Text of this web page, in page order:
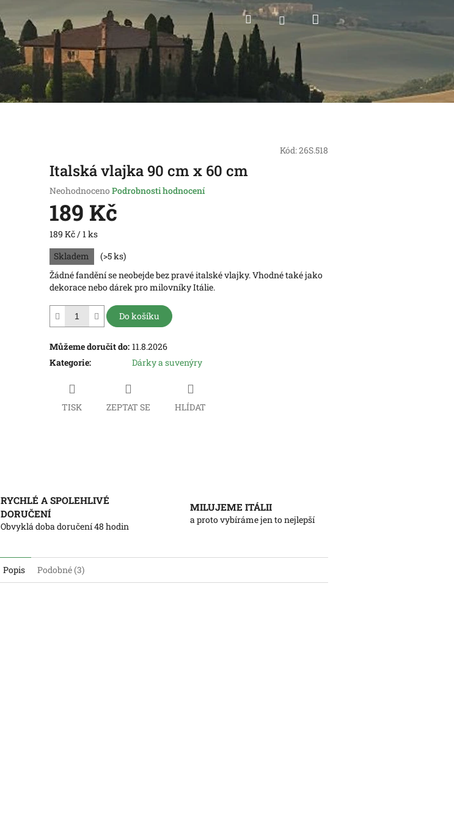
HledatPřihlášeníNákupní
Kód:26S.518
Italská vlajka 90 cm x 60 cm
Průměrné
hodnocení
produktu
0,0
z
5
hvězdiček.
Neohodnoceno Podrobnosti hodnocení
189 Kč
Měrná
cena:
189 Kč / 1 ks
Skladem
(>5 ks)
Žádné fandění se neobejde bez pravé italské vlajky. Vhodné také jako
dekorace nebo dárek pro milovníky Itálie.
Do košíku
Můžeme doručit do: 11.8.2026
Kategorie: Dárky a suvenýry
TISK ZEPTAT SE HLÍDAT
RYCHLÉ A SPOLEHLIVÉ
DORUČENÍ
Obvyklá doba doručení 48 hodin
MILUJEME ITÁLII
a proto vybíráme jen to nejlepší
Popis Podobné (3)